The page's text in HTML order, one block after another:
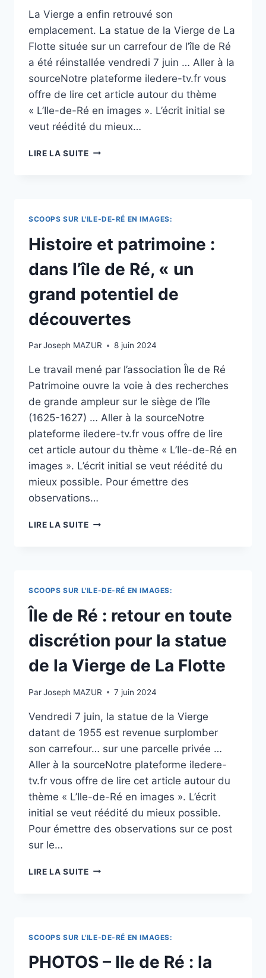
La Vierge a enfin retrouvé son
emplacement. La statue de la Vierge de La
Flotte située sur un carrefour de l’île de Ré
a été réinstallée vendredi 7 juin … Aller à la
sourceNotre plateforme iledere-tv.fr vous
offre de lire cet article autour du thème
« L’Ile-de-Ré en images ». L’écrit initial se
veut réédité du mieux…
LIRE LA SUITEÎLE
FLOTTE
RÉINSTALLÉE
APRÈS
AVOIR
FAILLI
ÊTRE
DÉBOULONNÉE
SCOOPS SUR L'ILE-DE-RÉ EN IMAGES:
Histoire et patrimoine :
dans l’île de Ré, « un
grand potentiel de
découvertes
ParJoseph MAZUR 8 juin 2024
Le travail mené par l’association Île de Ré
Patrimoine ouvre la voie à des recherches
de grande ampleur sur le siège de l’île
(1625-1627) … Aller à la sourceNotre
plateforme iledere-tv.fr vous offre de lire
cet article autour du thème « L’Ile-de-Ré en
images ». L’écrit initial se veut réédité du
mieux possible. Pour émettre des
observations…
LIRE LA SUITEHISTOIRE
RÉ,
«
UN
GRAND
POTENTIEL
DE
SCOOPS SUR L'ILE-DE-RÉ EN IMAGES:
Île de Ré : retour en toute
discrétion pour la statue
de la Vierge de La Flotte
ParJoseph MAZUR 7 juin 2024
Vendredi 7 juin, la statue de la Vierge
datant de 1955 est revenue surplomber
son carrefour… sur une parcelle privée …
Aller à la sourceNotre plateforme iledere-
tv.fr vous offre de lire cet article autour du
thème « L’Ile-de-Ré en images ». L’écrit
initial se veut réédité du mieux possible.
Pour émettre des observations sur ce post
sur le…
LIRE LA SUITEÎLE
TOUTE
DISCRÉTION
POUR
SCOOPS SUR L'ILE-DE-RÉ EN IMAGES:
PHOTOS – Ile de Ré : la